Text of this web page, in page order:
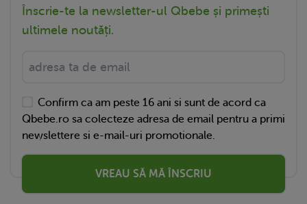
Înscrie-te la newsletter-ul Qbebe și primești
ultimele noutăți.
Confirm ca am peste 16 ani si sunt de acord ca
Qbebe.ro sa colecteze adresa de email pentru a primi
newslettere si e-mail-uri promotionale.
VREAU SĂ MĂ ÎNSCRIU